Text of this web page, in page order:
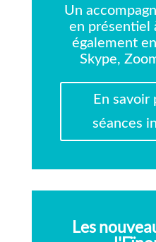
Un
en présentiel
également
Skype,
En savoir
séances
Les